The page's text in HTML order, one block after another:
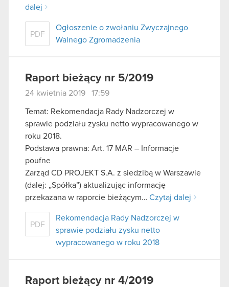
dalej
PDF
Ogłoszenie o zwołaniu Zwyczajnego
Walnego Zgromadzenia
Raport bieżący nr 5/2019
24 kwietnia 2019 17:59
Temat: Rekomendacja Rady Nadzorczej w
sprawie podziału zysku netto wypracowanego w
roku 2018.
Podstawa prawna: Art. 17 MAR – Informacje
poufne
Zarząd CD PROJEKT S.A. z siedzibą w Warszawie
(dalej: „Spółka”) aktualizując informację
przekazana w raporcie bieżącym… Czytaj dalej
PDF
Rekomendacja Rady Nadzorczej w
sprawie podziału zysku netto
wypracowanego w roku 2018
Raport bieżący nr 4/2019